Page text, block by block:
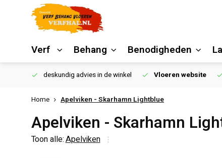
Verf Behang Benodigheden
deskundig advies in de winkel Vloeren website
Home Apelviken - Skarhamn Lightblue
Apelviken - Skarhamn
Toon alle:Apelviken